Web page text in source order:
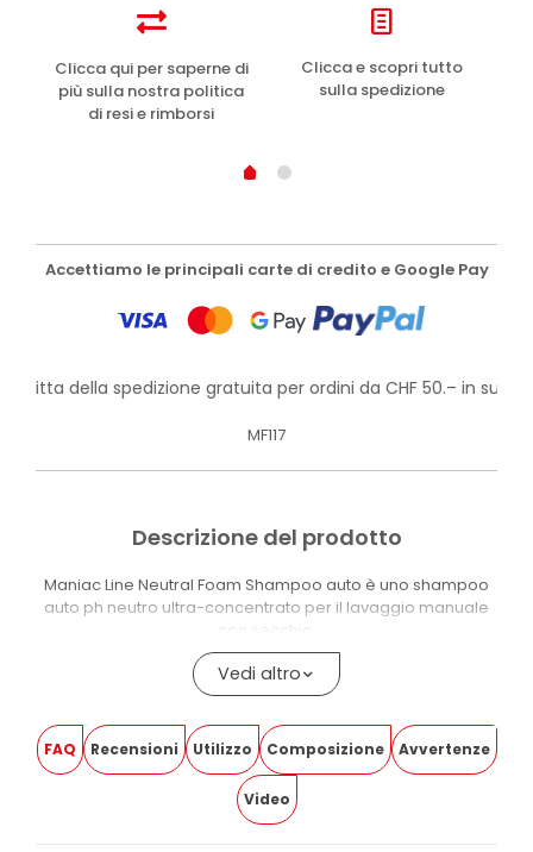
Clicca qui per saperne di
più sulla nostra politica
di resi e rimborsi
Clicca e scopri tutto
sulla spedizione
Accettiamo le principali carte di credito e Google Pay
della spedizione gratuita per ordini da CHF 50.– in su!
MF117
Descrizione del prodotto
Maniac Line Neutral Foam Shampoo auto è uno shampoo
auto ph neutro ultra-concentrato per il lavaggio manuale
con secchio.
La schiuma generata con tecnica foaming forma un film
compatto che rimane adeso alle superfici, avvolgendo le
risciacquo successivo senza lasciare aloni o striature.
L’azione lubrificante intensa e omogenea riduce l’attrito tra
la superficie verniciata e il guanto di lavaggio.
Vedi altro
FAQ Recensioni Utilizzo Composizione Avvertenze
Video